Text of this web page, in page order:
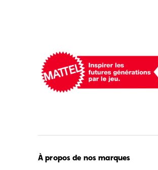
Through
À propos de nos marques